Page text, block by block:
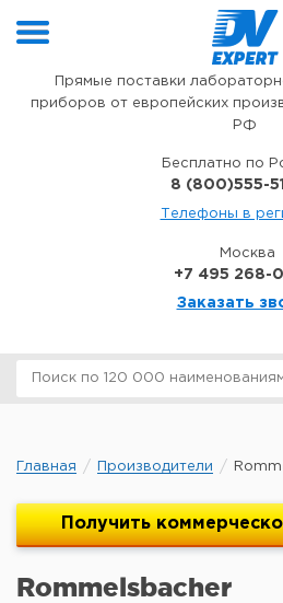
Прямые поставки
приборов от европейских
РФ
Бесплатно по
8 (800)555-
Телефоны в
Москва
+7 495 268-
Заказать
Главная Производители
Получить
Rommelsbacher